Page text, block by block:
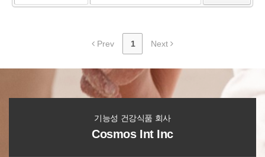
Prev 1 Next
기능성 건강식품 회사
Cosmos Int Inc